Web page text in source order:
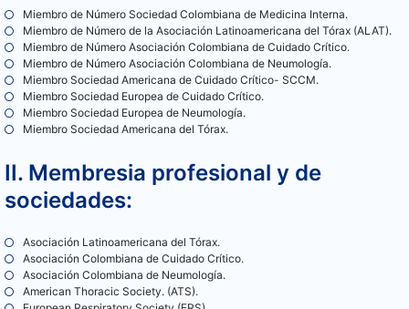
Miembro de Número Sociedad Colombiana de Medicina Interna.
Miembro de Número de la Asociación Latinoamericana del Tórax (ALAT).
Miembro de Número Asociación Colombiana de Cuidado Crítico.
Miembro de Número Asociación Colombiana de Neumología.
Miembro Sociedad Americana de Cuidado Crítico- SCCM.
Miembro Sociedad Europea de Cuidado Crítico.
Miembro Sociedad Europea de Neumología.
Miembro Sociedad Americana del Tórax.
II. Membresia profesional y de
sociedades:
Asociación Latinoamericana del Tórax.
Asociación Colombiana de Cuidado Crítico.
Asociación Colombiana de Neumología.
American Thoracic Society. (ATS).